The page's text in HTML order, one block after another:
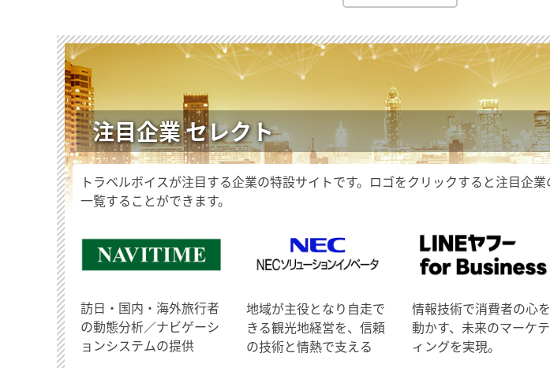
注目企業 セレクト
トラベルボイスが注目する企業の特設サイトです。ロゴをクリックすると注目企
一覧することができます。
訪日・国内・海外旅行者
の動態分析／ナビゲーシ
ョンシステムの提供
地域が主役となり自走で
きる観光地経営を、信頼
の技術と情熱で支える
情報技術で消費者の心を
動かす、未来のマーケテ
ィングを実現。